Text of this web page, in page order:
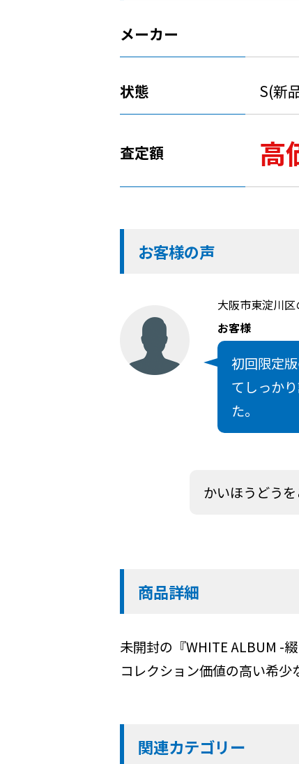
メーカー
状態 S(新
査定額 高
お客様の声
大阪市東淀川
お客様
初回限定
てしっか
た。
かいほうどう
商品詳細
未開封の『WHITE ALBUM -
コレクション価値の高い希少
関連カテゴリー